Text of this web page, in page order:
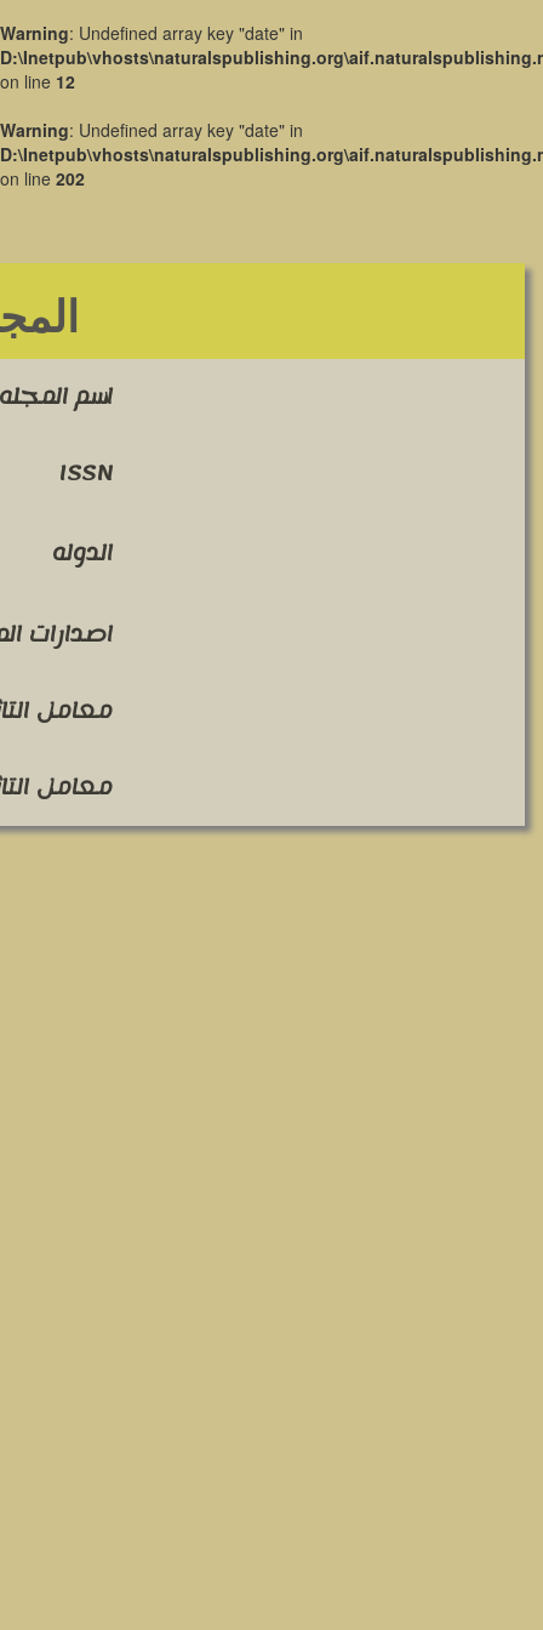
Warning: Undefined array key "date" in
on line 12
Warning: Undefined array key "date" in
on line 202
اسم المجله
ISSN
الدوله
اصدارات
معامل
معامل